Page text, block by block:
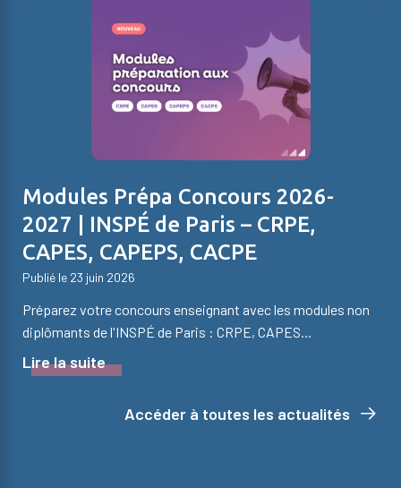
Modules Prépa Concours 2026-
2027 | INSPÉ de Paris – CRPE,
CAPES, CAPEPS, CACPE
Publié le 23 juin 2026
Préparez votre concours enseignant avec les modules non
diplômants de l'INSPÉ de Paris : CRPE, CAPES...
Lire la suite
Accéder à toutes les actualités